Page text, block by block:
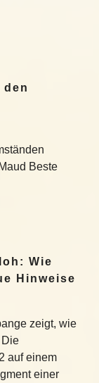
Beste
Wie
Hinweise
zeigt, wie
auf einem
einer